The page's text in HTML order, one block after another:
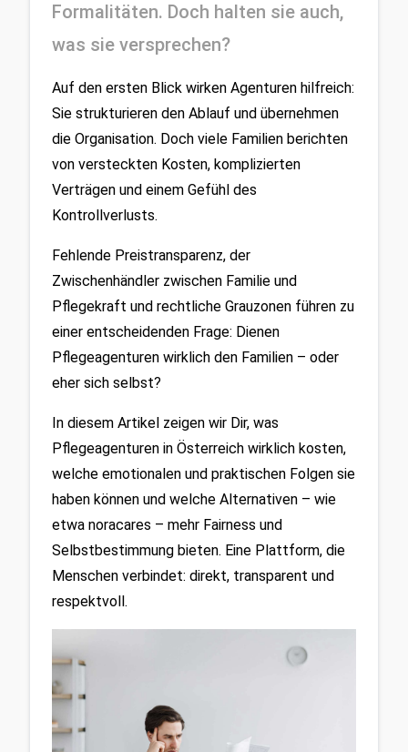
Formalitäten. Doch halten sie auch,
was sie versprechen?
Auf den ersten Blick wirken Agenturen hilfreich:
Sie strukturieren den Ablauf und übernehmen
die Organisation. Doch viele Familien berichten
von versteckten Kosten, komplizierten
Verträgen und einem Gefühl des
Kontrollverlusts.
Fehlende Preistransparenz, der
Zwischenhändler zwischen Familie und
Pflegekraft und rechtliche Grauzonen führen zu
einer entscheidenden Frage: Dienen
Pflegeagenturen wirklich den Familien – oder
eher sich selbst?
In diesem Artikel zeigen wir Dir, was
Pflegeagenturen in Österreich wirklich kosten,
welche emotionalen und praktischen Folgen sie
haben können und welche Alternativen – wie
etwa noracares – mehr Fairness und
Selbstbestimmung bieten. Eine Plattform, die
Menschen verbindet: direkt, transparent und
respektvoll.